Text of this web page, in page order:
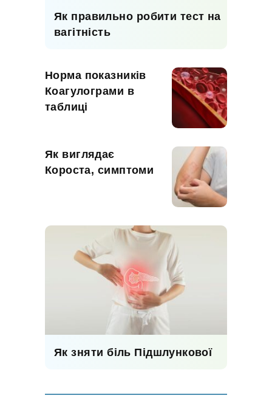
Як правильно робити тест на
вагітність
Норма показників
Коагулограми в
таблиці
Як виглядає
Короста, симптоми
Як зняти біль Підшлункової